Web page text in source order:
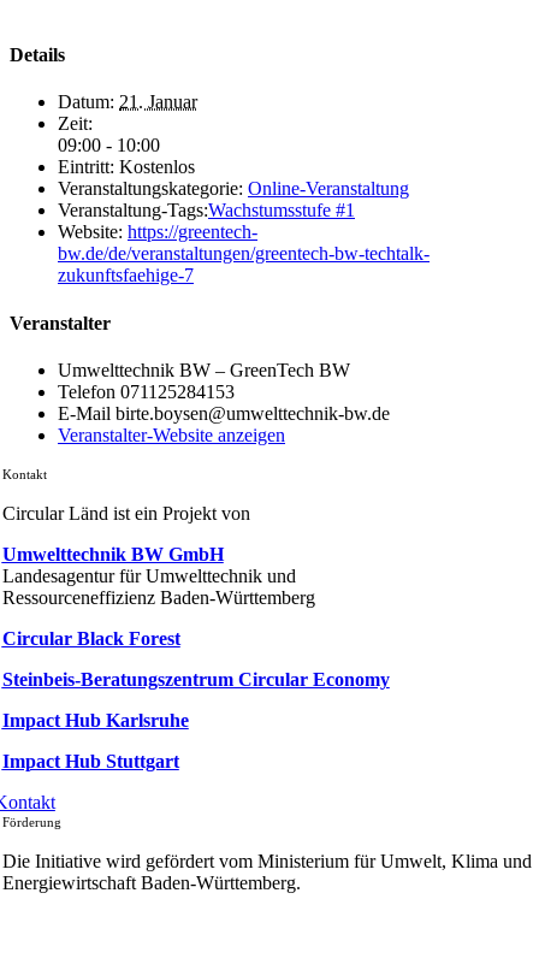
Details
Datum: 21. Januar
Zeit:
09:00 - 10:00
Eintritt: Kostenlos
Veranstaltungskategorie: Online-Veranstaltung
Veranstaltung-Tags:Wachstumsstufe #1
Website: https://greentech-
bw.de/de/veranstaltungen/greentech-bw-techtalk-
zukunftsfaehige-7
Veranstalter
Umwelttechnik BW – GreenTech BW
Telefon 071125284153
E-Mail birte.boysen@umwelttechnik-bw.de
Veranstalter-Website anzeigen
Kontakt
Circular Länd ist ein Projekt von
Umwelttechnik BW GmbH
Landesagentur für Umwelttechnik und
Ressourceneffizienz Baden-Württemberg
Circular Black Forest
Steinbeis-Beratungszentrum Circular Economy
Impact Hub Karlsruhe
Impact Hub Stuttgart
Förderung
Die Initiative wird gefördert vom Ministerium für Umwelt, Klima und
Energiewirtschaft Baden-Württemberg.